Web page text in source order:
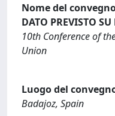
Nome del
DATO PREVISTO
10th Conference of
Union
Luogo del
Badajoz, Spain